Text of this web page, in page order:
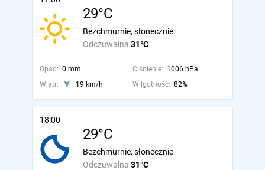
29°C
Odczuwalna 31°C
Bezchmurnie, słonecznie
Opad: 0 mm Ciśnienie: 1006 hPa
Wiatr:
19 km/h Wilgotność: 82%
18:00
29°C
Odczuwalna 31°C
Bezchmurnie, słonecznie